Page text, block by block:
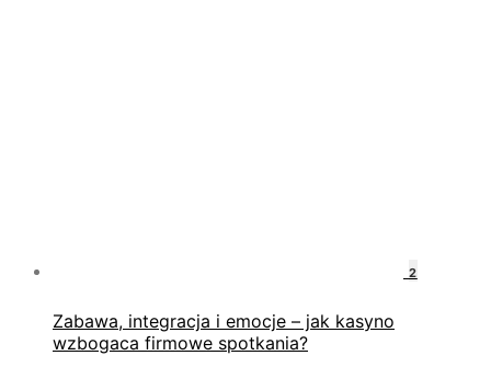
2
Zabawa, integracja i emocje – jak kasyno
wzbogaca firmowe spotkania?